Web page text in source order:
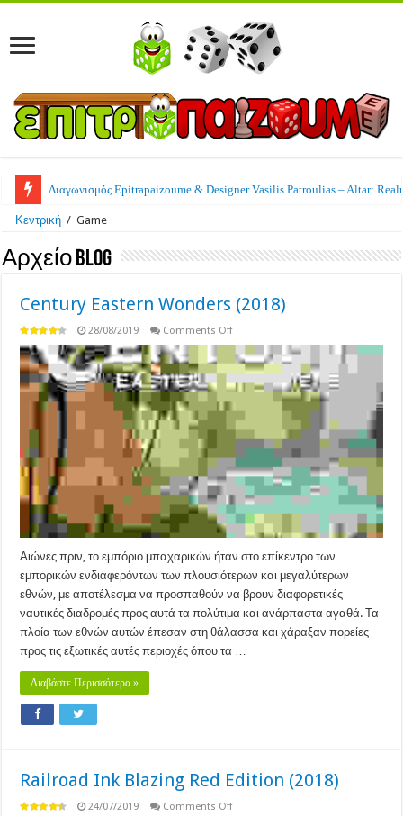
Διαγωνισμός Epitrapaizoume & Designer Vasilis Patroulias – Altar:
Κεντρική / Game
Αρχείο Blog
Century Eastern Wonders (2018)
28/08/2019 Comments Offon
Eastern
Wonders
(2018)
Αιώνες πριν, το εμπόριο μπαχαρικών ήταν στο επίκεντρο των
εμπορικών ενδιαφερόντων των πλουσιότερων και μεγαλύτερων
εθνών, με αποτέλεσμα να προσπαθούν να βρουν διαφορετικές
ναυτικές διαδρομές προς αυτά τα πολύτιμα και ανάρπαστα αγαθά. Τα
πλοία των εθνών αυτών έπεσαν στη θάλασσα και χάραξαν πορείες
προς τις εξωτικές αυτές περιοχές όπου τα …
Διαβάστε Περισσότερα »
Railroad Ink Blazing Red Edition (2018)
24/07/2019 Comments Offon